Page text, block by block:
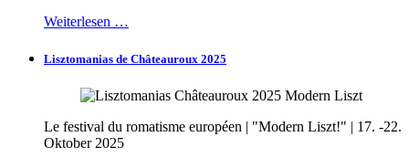
Weiterlesen …
Lisztomanias de Châteauroux 2025
Le festival du romatisme européen | "Modern Liszt!" | 17. -22.
Oktober 2025